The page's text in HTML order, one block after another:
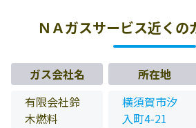
ＮＡガスサービス近くの
ガス会社名 所在地
有限会社鈴
木燃料
横須賀市汐
入町4-21